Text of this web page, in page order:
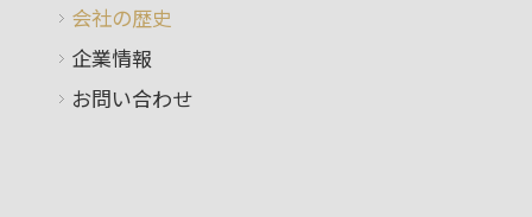
会社の歴史
企業情報
お問い合わせ